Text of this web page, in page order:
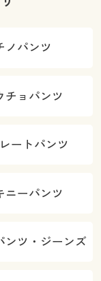
ノパンツ
チョパンツ
ートパンツ
ニーパンツ
ンツ・ジーンズ